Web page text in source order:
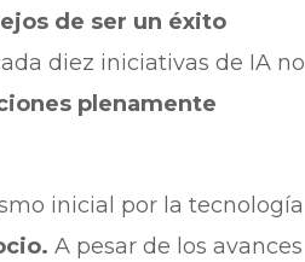
de ser un éxito
diez iniciativas de IA no
plenamente
inicial por la tecnología
A pesar de los avances